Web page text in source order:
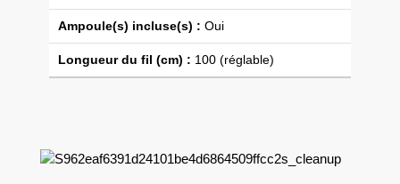
Ampoule(s) incluse(s) : Oui
Longueur du fil (cm) : 100 (réglable)